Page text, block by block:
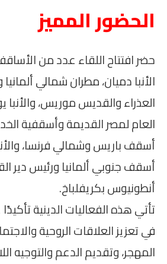
الحضور المميز
حضر افتتاح اللقاء عدد من
الأنبا دميان، مطران شمالي
العذراء والقديس موريس،
العام لمصر القديمة وأسقفية
أسقف باريس وشمالي فرنسا،
أسقف جنوبي ألمانيا ورئيس دير
أنطونيوس بكريفلباخ.
تأتي هذه الفعاليات الدينية
في تعزيز العلاقات الروحية
المهجر، وتقديم الدعم والتوجيه